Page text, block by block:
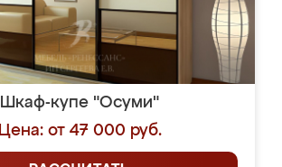
Шкаф-купе "Осуми"
Цена: от 47 000 руб.